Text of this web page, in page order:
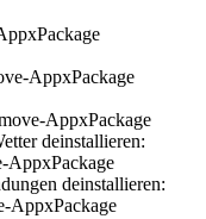
AppxPackage
AppxPackage
deinstallieren:
AppxPackage
deinstallieren:
AppxPackage